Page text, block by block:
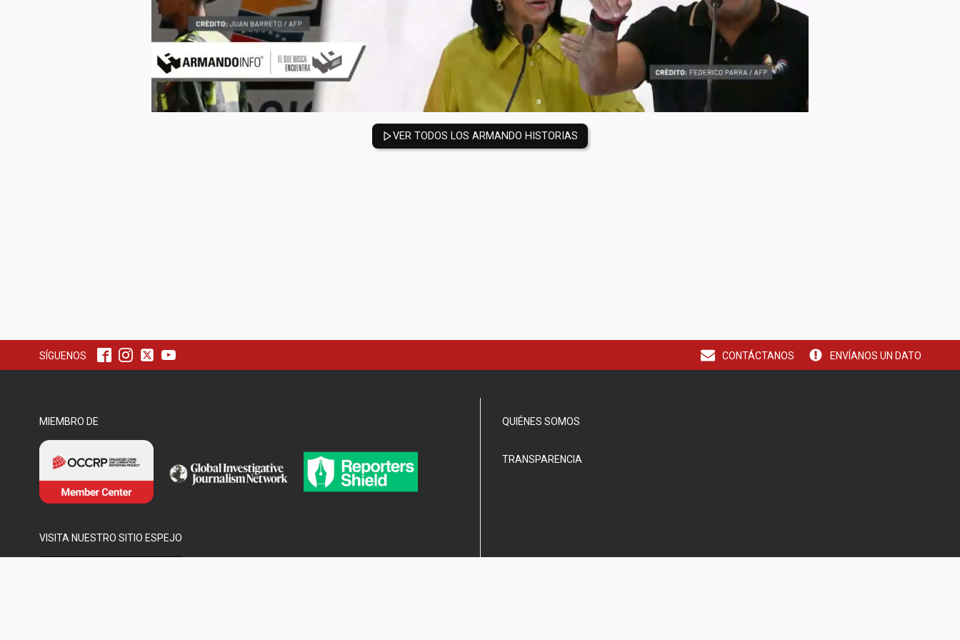
VER TODOS LOS ARMANDO HISTORIAS
SÍGUENOS CONTÁCTANOS ENVÍANOS UN DATO
MIEMBRO DE
VISITA NUESTRO SITIO ESPEJO
QUIÉNES SOMOS
TRANSPARENCIA